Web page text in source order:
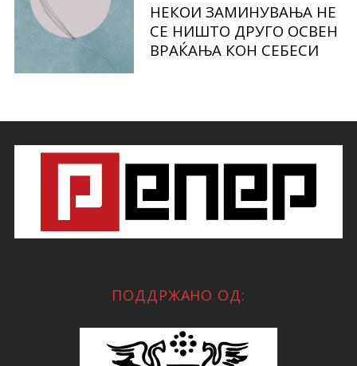
НЕКОИ ЗАМИНУВАЊА НЕ
СЕ НИШТО ДРУГО ОСВЕН
ВРАЌАЊА КОН СЕБЕСИ
ПОДДРЖАНО ОД: